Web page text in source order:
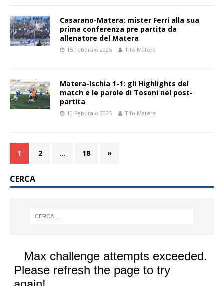
Casarano-Matera: mister Ferri alla sua
prima conferenza pre partita da
allenatore del Matera
15 Febbraio 2025 Tifo Matera
Matera-Ischia 1-1: gli Highlights del
match e le parole di Tosoni nel post-
partita
10 Febbraio 2025 Tifo Matera
1 2 … 18 »
CERCA